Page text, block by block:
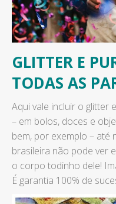
GLITTER E
TODAS AS
Aqui vale incluir o glitter
– em bolos, doces e
bem, por exemplo – até
brasileira não pode ver
o corpo todinho dele!
É garantia 100% de